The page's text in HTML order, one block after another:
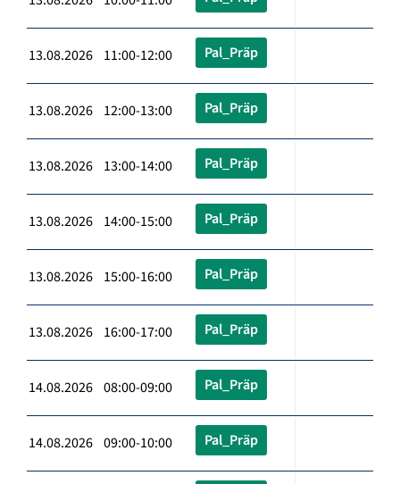
13.08.2026 11:00-12:00 Pal_Präp
13.08.2026 12:00-13:00 Pal_Präp
13.08.2026 13:00-14:00 Pal_Präp
13.08.2026 14:00-15:00 Pal_Präp
13.08.2026 15:00-16:00 Pal_Präp
13.08.2026 16:00-17:00 Pal_Präp
14.08.2026 08:00-09:00 Pal_Präp
14.08.2026 09:00-10:00 Pal_Präp